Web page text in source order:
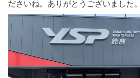
ださいね。ありがとうございました。